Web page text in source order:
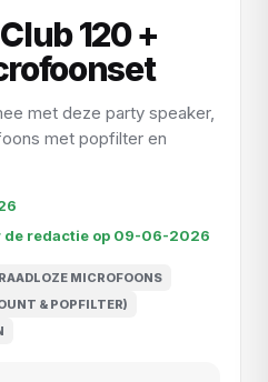
120 +
met deze party speaker,
met popfilter en
redactie op 09-06-2026
MICROFOONS
& POPFILTER)